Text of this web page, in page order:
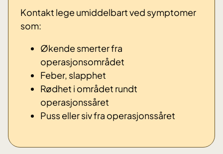
Kontakt lege umiddelbart ved symptomer
som:
Økende smerter fra
operasjonsområdet
Feber, slapphet
Rødhet i området rundt
operasjonssåret
Puss eller siv fra operasjonssåret